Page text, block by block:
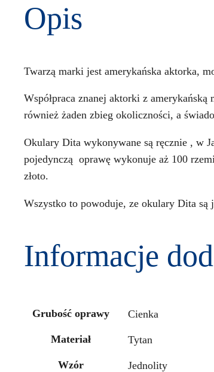
Opis
Twarzą marki jest amerykańska aktorka,
Współpraca znanej aktorki z
również żaden zbieg okoliczności, a
Okulary Dita wykonywane są ręcznie , w
pojedynczą oprawę wykonuje aż 100
złoto.
Wszystko to powoduje, ze okulary Dita są
Informacje
Grubość oprawy Cienka
Materiał Tytan
Wzór Jednolity